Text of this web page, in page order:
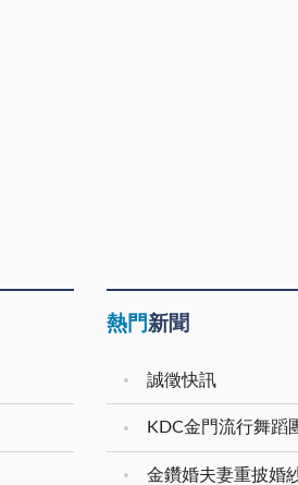
熱門新聞
誠徵快訊
KDC金門流行舞蹈